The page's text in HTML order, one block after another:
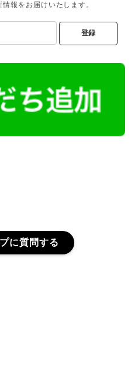
報をお届けいたします。
登録
に質問する